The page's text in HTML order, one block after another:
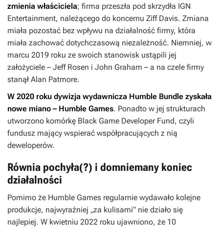
zmienia właściciela; firma przeszła pod skrzydła IGN
Entertainment, należącego do koncernu Ziff Davis. Zmiana
miała pozostać bez wpływu na działalność firmy, która
miała zachować dotychczasową niezależność. Niemniej, w
marcu 2019 roku ze swoich stanowisk ustąpili jej
założyciele – Jeff Rosen i John Graham – a na czele firmy
stanął Alan Patmore.
W 2020 roku dywizja wydawnicza Humble Bundle zyskała
nowe miano – Humble Games. Ponadto w jej strukturach
utworzono komórkę Black Game Developer Fund, czyli
fundusz mający wspierać współpracujących z nią
deweloperów.
Równia pochyła(?) i domniemany koniec
działalności
Pomimo że Humble Games regularnie wydawało kolejne
produkcje, najwyraźniej „za kulisami” nie działo się
najlepiej. W kwietniu 2022 roku ujawniono, że 10